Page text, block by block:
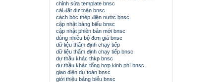
chỉnh sửa template bnsc
cài đặt dự toán bnsc
cách bóc thép điện nước bnsc
cập nhật bảng biểu bnsc
cập nhật phiên bản mới bnsc
dùng nhiều bộ đơn giá bnsc
dữ liệu thẩm định chạy tiếp
dữ liệu thẩm định chạy tiếp bnsc
dự thầu khác thkp bnsc
dự thầu khác tổng hợp kinh phí bnsc
giao diện dự toán bnsc
giới thiệu bảng biểu bnsc